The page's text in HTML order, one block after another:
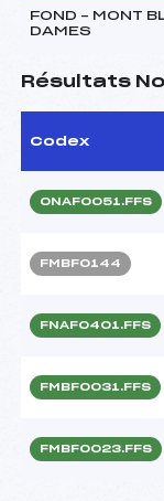
FOND – MONT
DAMES
Résultats
Codex
ONAF0051.FFS
FMBF0144
FNAF0401.FFS
FMBF0031.FFS
FMBF0023.FFS